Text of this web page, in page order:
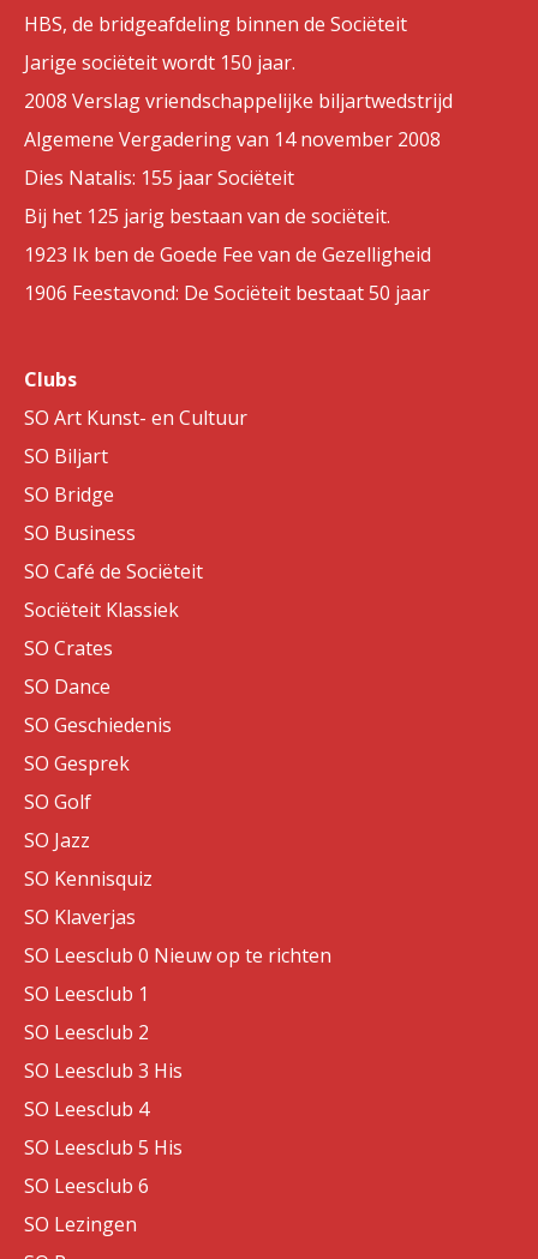
HBS, de bridgeafdeling binnen de Sociëteit
Jarige sociëteit wordt 150 jaar.
2008 Verslag vriendschappelijke biljartwedstrijd
Algemene Vergadering van 14 november 2008
Dies Natalis: 155 jaar Sociëteit
Bij het 125 jarig bestaan van de sociëteit.
1923 Ik ben de Goede Fee van de Gezelligheid
1906 Feestavond: De Sociëteit bestaat 50 jaar
Clubs
SO Art Kunst- en Cultuur
SO Biljart
SO Bridge
SO Business
SO Café de Sociëteit
Sociëteit Klassiek
SO Crates
SO Dance
SO Geschiedenis
SO Gesprek
SO Golf
SO Jazz
SO Kennisquiz
SO Klaverjas
SO Leesclub 0 Nieuw op te richten
SO Leesclub 1
SO Leesclub 2
SO Leesclub 3 His
SO Leesclub 4
SO Leesclub 5 His
SO Leesclub 6
SO Lezingen